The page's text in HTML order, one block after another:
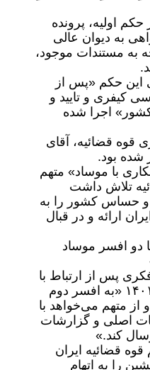
اولیه، پرونده
به دیوان عالی
به مستندات موجود،
این حکم «پس از
کیفری و تایید و
کشور» اجرا شده
قوه قضائیه، آقای
با موساد» متهم
تلاش داشت
و حساس کشور را به
ارائه و در قبال
دو افسر موساد
پس از ارتباط با
افسر اول، در اوایل سال ۱۴۰۱ «به افسر دوم
موساد منتقل می‌شود که او از متهم می‌‎خواهد با
اصلی و گزارشات
کند.»
قضائیه ایران
را به اتهام